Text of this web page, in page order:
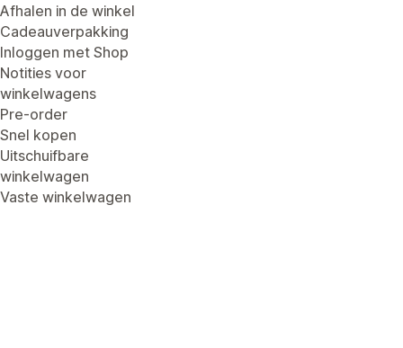
Afhalen in de winkel
Cadeauverpakking
Inloggen met Shop
Notities voor
winkelwagens
Pre-order
Snel kopen
Uitschuifbare
winkelwagen
Vaste winkelwagen